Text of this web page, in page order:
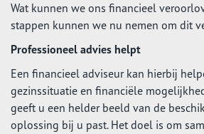
Wat kunnen we ons financieel
stappen kunnen we nu nemen om dit
Professioneel advies helpt
Een financieel adviseur kan hierbij
gezinssituatie en financiële
geeft u een helder beeld van de
oplossing bij u past. Het doel is om